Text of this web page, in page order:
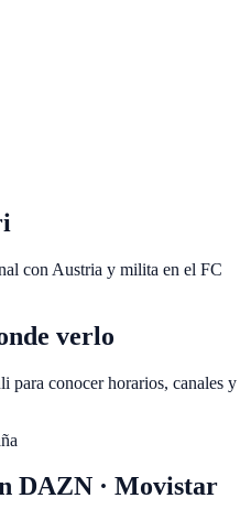
con Austria y milita en el FC
verlo
para conocer horarios, canales y
DAZN · Movistar